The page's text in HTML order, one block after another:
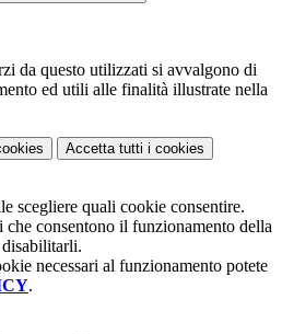
da questo utilizzati si avvalgono di
ed utili alle finalità illustrate nella
Accetta tutti i cookies
scegliere quali cookie consentire.
consentono il funzionamento della
necessari al funzionamento potete
.